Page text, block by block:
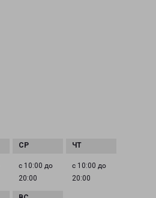
с 10:00 до
20:00
с 10:00 до
20:00